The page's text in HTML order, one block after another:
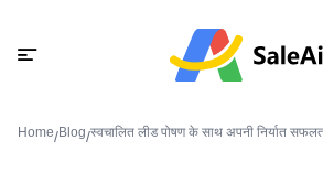
Home/Blog/स्वचालित लीड पोषण के साथ अपनी निर्यात